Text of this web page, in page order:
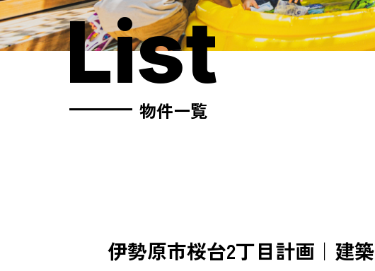
List
物件一覧
伊勢原市桜台2丁目計画｜建